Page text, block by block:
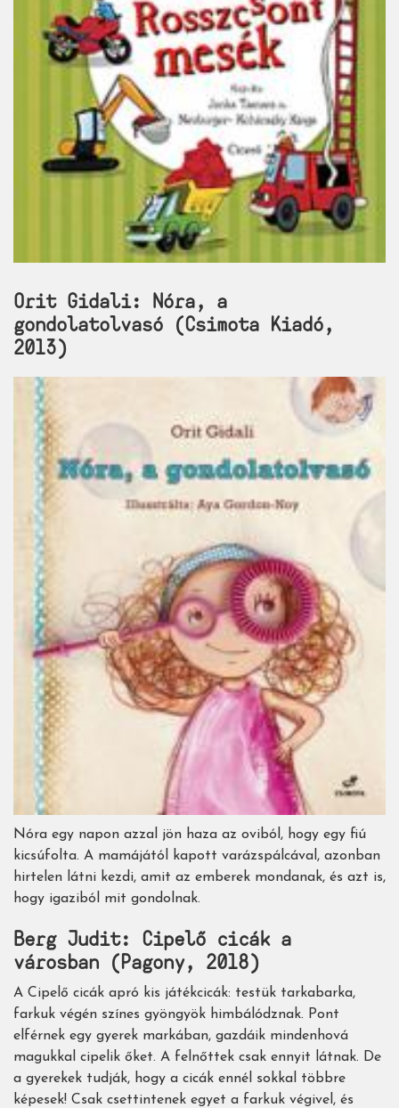
Orit Gidali: Nóra, a
gondolatolvasó (Csimota Kiadó,
2013)
Nóra egy napon azzal jön haza az oviból, hogy egy fiú
kicsúfolta. A mamájától kapott varázspálcával, azonban
hirtelen látni kezdi, amit az emberek mondanak, és azt is,
hogy igaziból mit gondolnak.
Berg Judit: Cipelő cicák a
városban (Pagony, 2018)
A Cipelő cicák apró kis játékcicák: testük tarkabarka,
farkuk végén színes gyöngyök himbálódznak. Pont
elférnek egy gyerek markában, gazdáik mindenhová
magukkal cipelik őket. A felnőttek csak ennyit látnak. De
a gyerekek tudják, hogy a cicák ennél sokkal többre
képesek! Csak csettintenek egyet a farkuk végivel, és